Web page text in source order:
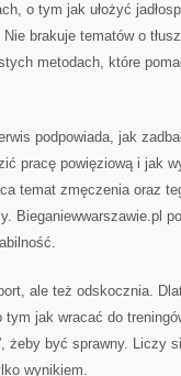
o tym jak ułożyć
brakuje tematów o
metodach, które
podpowiada, jak
pracę powięziową i jak
temat zmęczenia oraz
Bieganiewwarszawie.pl
ale też odskocznia.
jak wracać do
żeby być sprawny. Liczy
wynikiem.